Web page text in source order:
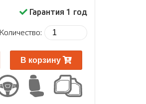
Гарантия 1 год
Количество:
В корзину